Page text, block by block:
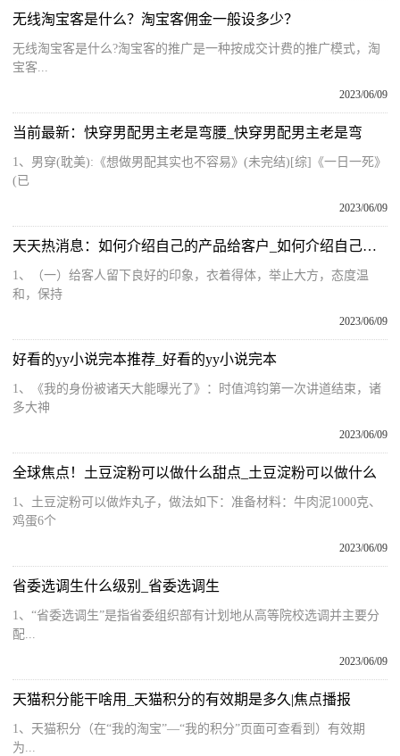
无线淘宝客是什么？淘宝客佣金一般设多少？
无线淘宝客是什么?淘宝客的推广是一种按成交计费的推广模式，淘
宝客...
2023/06/09
当前最新：快穿男配男主老是弯腰_快穿男配男主老是弯
1、男穿(耽美):《想做男配其实也不容易》(未完结)[综]《一日一死》
(已
2023/06/09
天天热消息：如何介绍自己的产品给客户_如何介绍自己的产品
1、（一）给客人留下良好的印象，衣着得体，举止大方，态度温
和，保持
2023/06/09
好看的yy小说完本推荐_好看的yy小说完本
1、《我的身份被诸天大能曝光了》：时值鸿钧第一次讲道结束，诸
多大神
2023/06/09
全球焦点！土豆淀粉可以做什么甜点_土豆淀粉可以做什么
1、土豆淀粉可以做炸丸子，做法如下：准备材料：牛肉泥1000克、
鸡蛋6个
2023/06/09
省委选调生什么级别_省委选调生
1、“省委选调生”是指省委组织部有计划地从高等院校选调并主要分
配...
2023/06/09
天猫积分能干啥用_天猫积分的有效期是多久|焦点播报
1、天猫积分（在“我的淘宝”—“我的积分”页面可查看到）有效期
为...